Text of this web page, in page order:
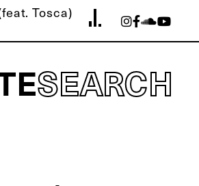
Tosca)
SEARCH